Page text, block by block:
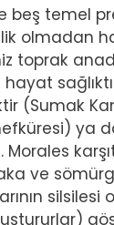
beş temel
olmadan
toprak
(Sumak
ya
ve